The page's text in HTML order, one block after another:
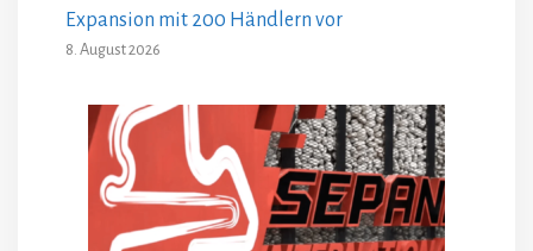
Expansion mit 200 Händlern vor
8. August 2026